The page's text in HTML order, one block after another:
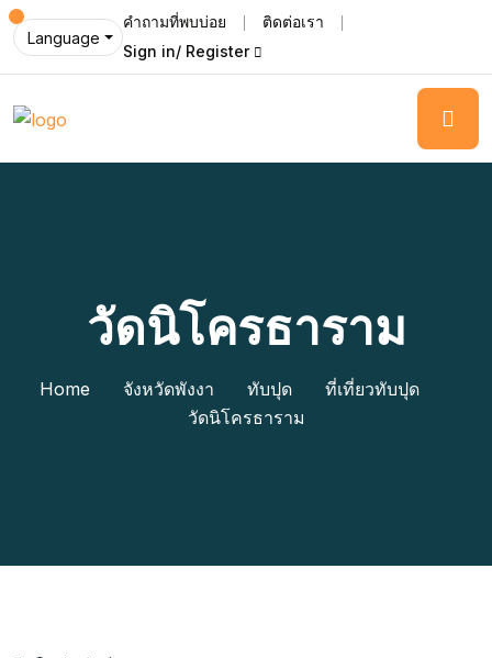
Language
คำถามที่พบบ่อย
ติดต่อเรา
Sign in/ Register
วัดนิโครธาราม
Home จังหวัดพังงา ทับปุด
ที่เที่ยวทับปุด
วัดนิโครธาราม